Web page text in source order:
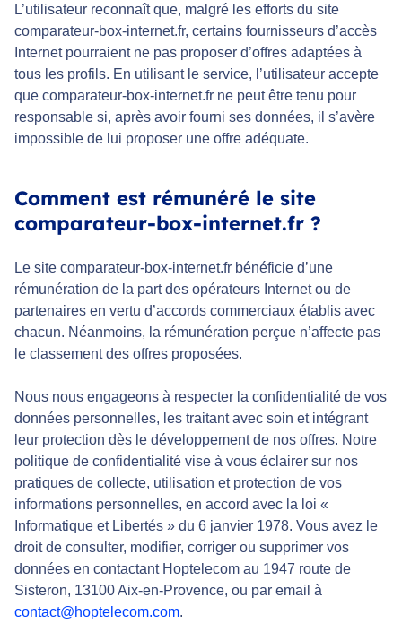
L’utilisateur reconnaît que, malgré les efforts du site
comparateur-box-internet.fr, certains fournisseurs d’accès
Internet pourraient ne pas proposer d’offres adaptées à
tous les profils. En utilisant le service, l’utilisateur accepte
que comparateur-box-internet.fr ne peut être tenu pour
responsable si, après avoir fourni ses données, il s’avère
impossible de lui proposer une offre adéquate.
Comment est rémunéré le site
comparateur-box-internet.fr ?
Le site comparateur-box-internet.fr bénéficie d’une
rémunération de la part des opérateurs Internet ou de
partenaires en vertu d’accords commerciaux établis avec
chacun. Néanmoins, la rémunération perçue n’affecte pas
le classement des offres proposées.
Nous nous engageons à respecter la confidentialité de vos
données personnelles, les traitant avec soin et intégrant
leur protection dès le développement de nos offres. Notre
politique de confidentialité vise à vous éclairer sur nos
pratiques de collecte, utilisation et protection de vos
informations personnelles, en accord avec la loi «
Informatique et Libertés » du 6 janvier 1978. Vous avez le
droit de consulter, modifier, corriger ou supprimer vos
données en contactant Hoptelecom au 1947 route de
Sisteron, 13100 Aix-en-Provence, ou par email à
contact@hoptelecom.com.